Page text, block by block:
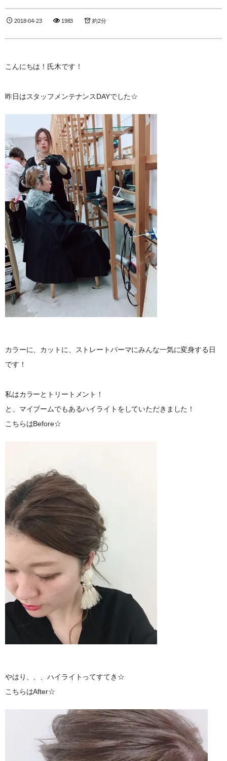
2018-04-23 1983 約2分
こんにちは！氏木です！
昨日はスタッフメンテナンスDAYでした☆
カラーに、カットに、ストレートパーマにみんな一気に変身する日
です！
私はカラーとトリートメント！
と、マイブームでもあるハイライトをしていただきました！
こちらはBefore☆
やはり、、、ハイライトってすてき☆
こちらはAfter☆